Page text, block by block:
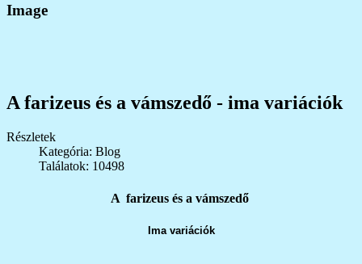
Image
A farizeus és a vámszedő - ima variációk
Részletek
Kategória: Blog
Találatok: 10498
A farizeus és a vámszedő
Ima variációk